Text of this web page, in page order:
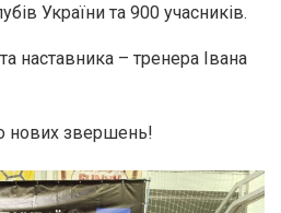
України та 900 учасників.
наставника – тренера Івана
нових звершень!